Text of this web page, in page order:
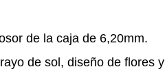
de la caja de 6,20mm.
de sol, diseño de flores y